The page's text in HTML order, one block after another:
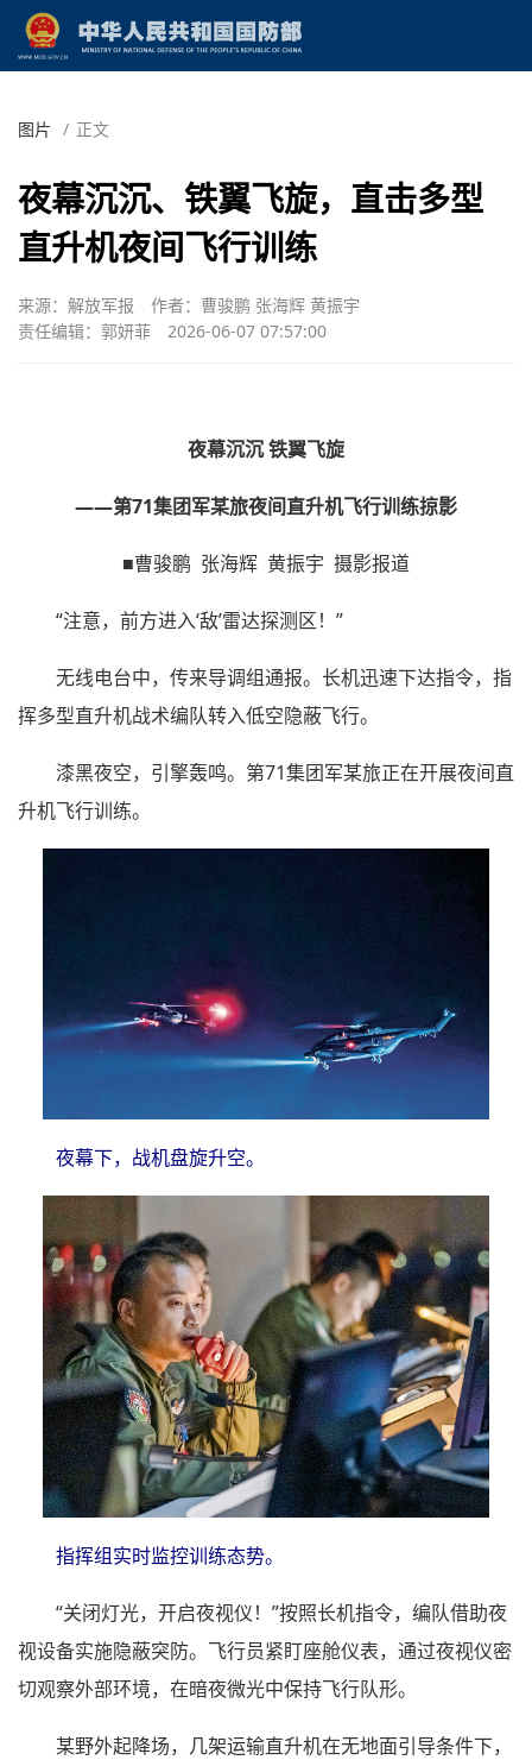
图片 / 正文
夜幕沉沉、铁翼飞旋，直击多型
直升机夜间飞行训练
来源：解放军报
作者：曹骏鹏 张海辉 黄振宇
责任编辑：郭妍菲
2026-06-07 07:57:00
夜幕沉沉 铁翼飞旋
——第71集团军某旅夜间直升机飞行训练掠影
■曹骏鹏 张海辉 黄振宇 摄影报道
“注意，前方进入‘敌’雷达探测区！”
无线电台中，传来导调组通报。长机迅速下达指令，指
挥多型直升机战术编队转入低空隐蔽飞行。
漆黑夜空，引擎轰鸣。第71集团军某旅正在开展夜间直
升机飞行训练。
夜幕下，战机盘旋升空。
指挥组实时监控训练态势。
“关闭灯光，开启夜视仪！”按照长机指令，编队借助夜
视设备实施隐蔽突防。飞行员紧盯座舱仪表，通过夜视仪密
切观察外部环境，在暗夜微光中保持飞行队形。
某野外起降场，几架运输直升机在无地面引导条件下，